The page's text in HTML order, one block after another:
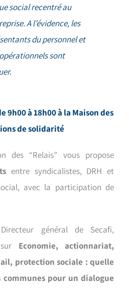
social recentré au
A l’évidence, les
du personnel et
sont
9h00 à 18h00 à la Maison des
de solidarité
des “Relais” vous propose
entre syndicalistes, DRH et
avec la participation de
général de Secafi,
Economie, actionnariat,
protection sociale : quelle
pour un dialogue